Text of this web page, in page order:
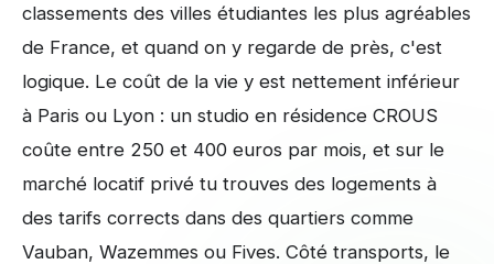
classements des villes étudiantes les plus agréables
de France, et quand on y regarde de près, c'est
logique. Le coût de la vie y est nettement inférieur
à Paris ou Lyon : un studio en résidence CROUS
coûte entre 250 et 400 euros par mois, et sur le
marché locatif privé tu trouves des logements à
des tarifs corrects dans des quartiers comme
Vauban, Wazemmes ou Fives. Côté transports, le